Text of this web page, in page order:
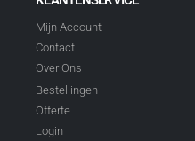
Mijn Account
Contact
Over Ons
Bestellingen
Offerte
Login